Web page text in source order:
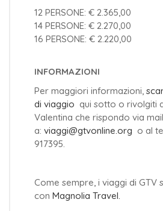
12 PERSONE: € 2.365,00
14 PERSONE: € 2.270,00
16 PERSONE: € 2.220,00
INFORMAZIONI
Per maggiori informazioni,
di viaggio qui sotto o rivolgiti
Valentina che rispondo via mail
a: viaggi@gtvonline.org o al
917395.
Come sempre, i viaggi di GTV
con Magnolia Travel.